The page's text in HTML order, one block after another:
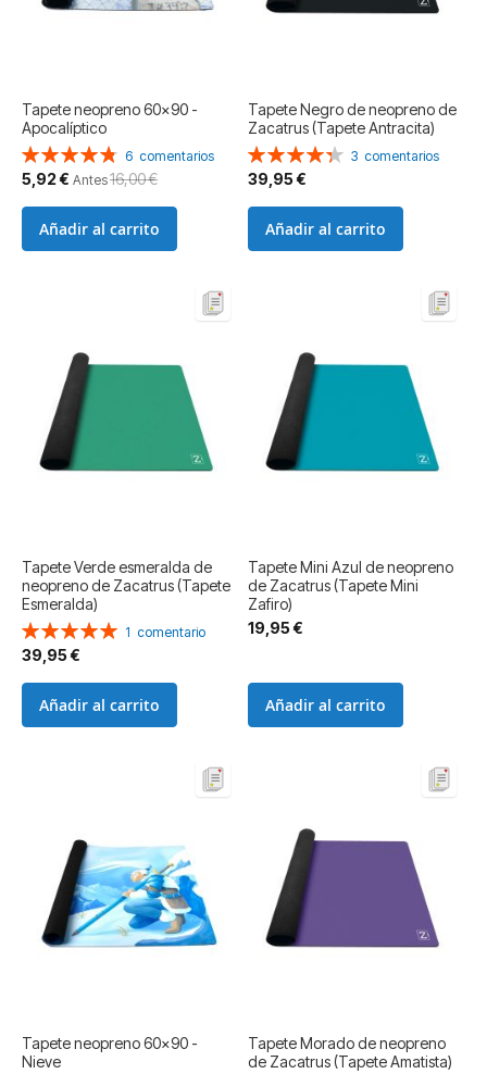
Tapete neopreno 60x90 -
Apocalíptico
Valoración:
97%
6 comentarios
Precio
especial
5,92 € Antes16,00 €
Añadir al carrito
Tapete Negro de neopreno de
Zacatrus (Tapete Antracita)
Valoración:
87%
3 comentarios
39,95 €
Añadir al carrito
Tapete Verde esmeralda de
neopreno de Zacatrus (Tapete
Esmeralda)
Valoración:
100%
1 comentario
39,95 €
Añadir al carrito
Tapete Mini Azul de neopreno
de Zacatrus (Tapete Mini
Zafiro)
19,95 €
Añadir al carrito
Tapete neopreno 60x90 -
Nieve
Tapete Morado de neopreno
de Zacatrus (Tapete Amatista)